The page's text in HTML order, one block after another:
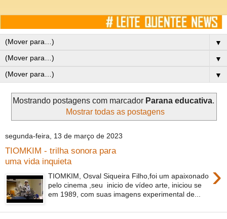
▼
▼
▼
Mostrando postagens com marcador Parana educativa.
Mostrar todas as postagens
segunda-feira, 13 de março de 2023
TIOMKIM - trilha sonora para
uma vida inquieta
›
TIOMKIM, Osval Siqueira Filho,foi um apaixonado
pelo cinema ,seu inicio de vídeo arte, iniciou se
em 1989, com suas imagens experimental de...